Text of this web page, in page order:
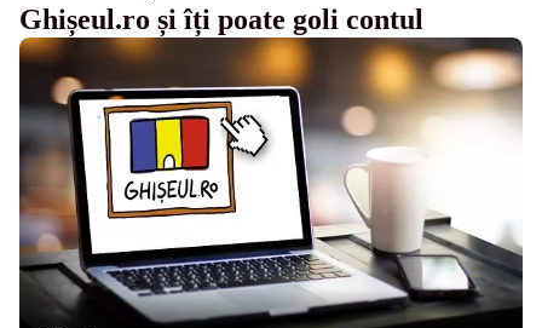
Ghișeul.ro și îți poate goli contul